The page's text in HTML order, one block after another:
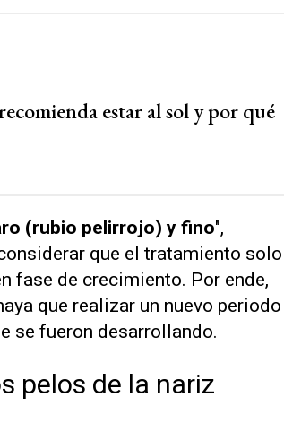
estar al sol y por qué
(rubio pelirrojo) y fino",
que el tratamiento solo
fase de crecimiento. Por ende,
que realizar un nuevo periodo
se fueron desarrollando.
pelos de la nariz